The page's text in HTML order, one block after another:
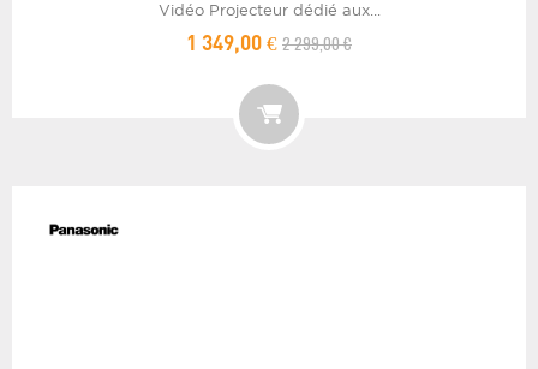
Vidéo Projecteur dédié aux...
1 349,00 € 2 299,00 €